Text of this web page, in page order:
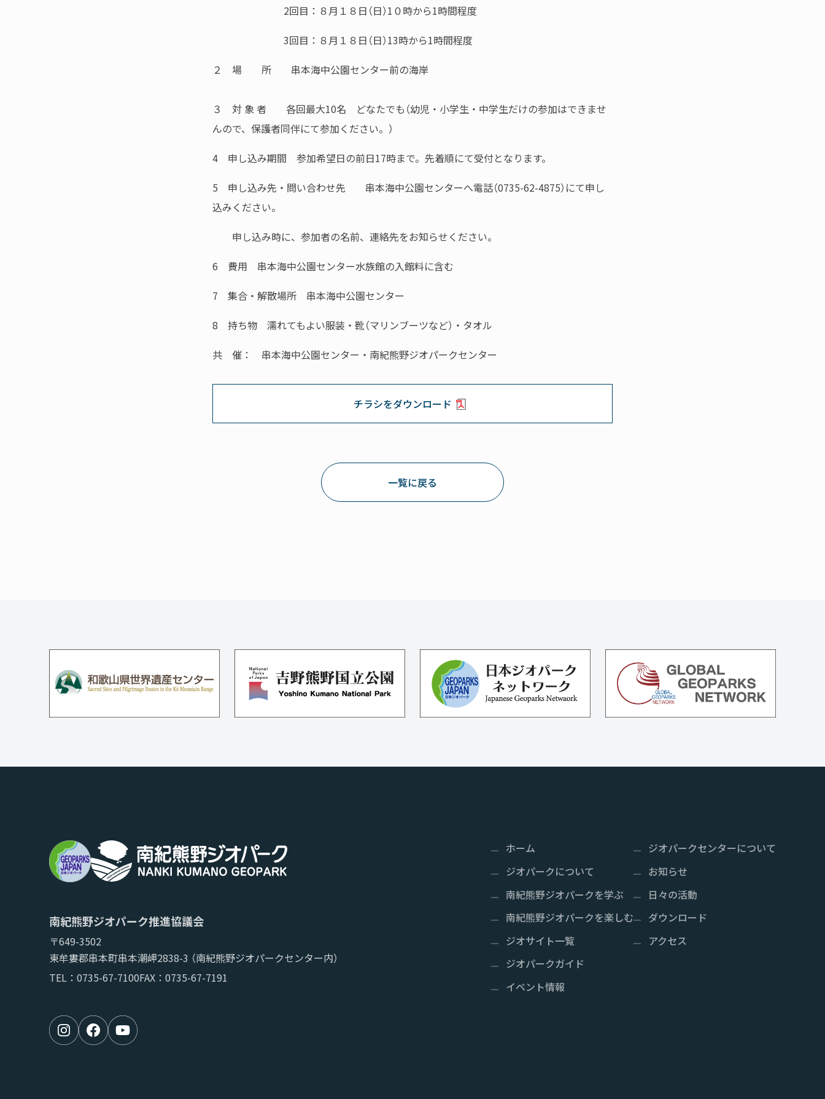
2回目：８月１８日（日）1０時から1時間程度
3回目：８月１８日（日）13時から1時間程度
２ 場 所 串本海中公園センター前の海岸
３ 対 象 者 各回最大10名 どなたでも（幼児・小学生・中学生だけの参加はできませ
んので、保護者同伴にて参加ください。）
4 申し込み期間 参加希望日の前日17時まで。先着順にて受付となります。
5 申し込み先・問い合わせ先 串本海中公園センターへ電話（0735-62-4875）にて申し
込みください。
申し込み時に、参加者の名前、連絡先をお知らせください。
6 費用 串本海中公園センター水族館の入館料に含む
7 集合・解散場所 串本海中公園センター
8 持ち物 濡れてもよい服装・靴（マリンブーツなど）・タオル
共 催： 串本海中公園センター・南紀熊野ジオパークセンター
チラシをダウンロード
一覧に戻る
南紀熊野ジオパーク推進協議会
〒649-3502
東牟婁郡串本町串本潮岬2838-3 （南紀熊野ジオパークセンター内）
TEL： 0735-67-7100FAX：0735-67-7191
ホーム
ジオパークについて
南紀熊野ジオパークを学ぶ
南紀熊野ジオパークを楽しむ
ジオサイト一覧
ジオパークガイド
イベント情報
ジオパークセンターについて
お知らせ
日々の活動
ダウンロード
アクセス